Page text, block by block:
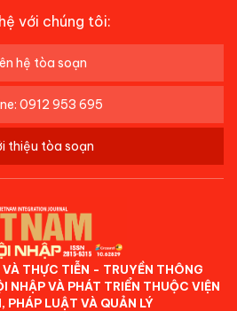
với chúng tôi:
hệ tòa soạn
0912 953 695
thiệu tòa soạn
THỰC TIỄN - TRUYỀN THÔNG
NHẬP VÀ PHÁT TRIỂN THUỘC VIỆN
PHÁP LUẬT VÀ QUẢN LÝ